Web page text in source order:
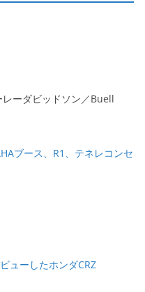
ーダビッドソン／Buell
ブース、R1、テネレコンセ
ューしたホンダCRZ